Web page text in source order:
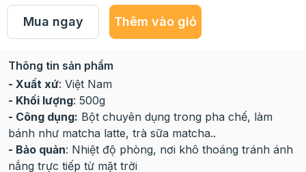
Mua ngay Thêm vào giỏ
Thông tin sản phẩm
- Xuất xứ: Việt Nam
- Khối lượng: 500g
- Công dụng: Bột chuyên dụng trong pha chế, làm
bánh như matcha latte, trà sữa matcha..
- Bảo quản: Nhiệt độ phòng, nơi khô thoáng tránh ánh
nắng trực tiếp từ mặt trời